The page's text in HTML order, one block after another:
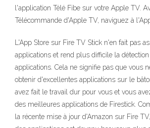
l'application Télé Fibe sur votre Apple TV.
Télécommande d'Apple TV, naviguez à
L'App Store sur Fire TV Stick n'en fait pas
applications et rend plus difficile la
applications. Cela ne signifie pas que vous
obtenir d'excellentes applications sur le
avez fait le travail dur pour vous et vous
des meilleures applications de Firestick.
la récente mise à jour d'Amazon sur Fire